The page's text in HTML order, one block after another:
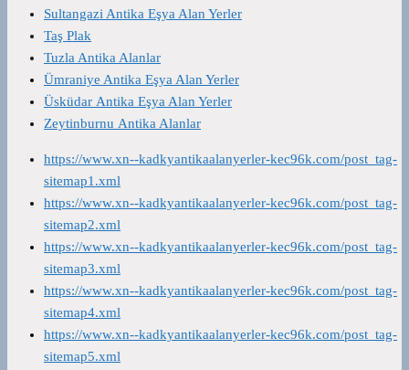
Sultangazi Antika Eşya Alan Yerler
Taş Plak
Tuzla Antika Alanlar
Ümraniye Antika Eşya Alan Yerler
Üsküdar Antika Eşya Alan Yerler
Zeytinburnu Antika Alanlar
https://www.xn--kadkyantikaalanyerler-kec96k.com/post_tag-
sitemap1.xml
https://www.xn--kadkyantikaalanyerler-kec96k.com/post_tag-
sitemap2.xml
https://www.xn--kadkyantikaalanyerler-kec96k.com/post_tag-
sitemap3.xml
https://www.xn--kadkyantikaalanyerler-kec96k.com/post_tag-
sitemap4.xml
https://www.xn--kadkyantikaalanyerler-kec96k.com/post_tag-
sitemap5.xml